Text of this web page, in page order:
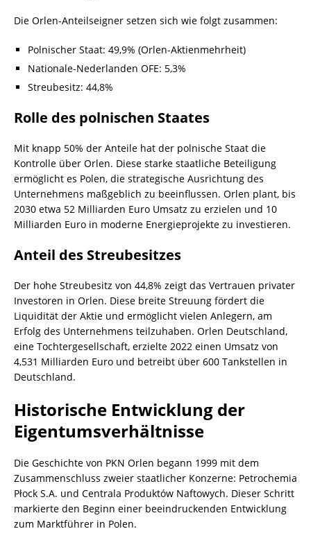
Die Orlen-Anteilseigner setzen sich wie folgt zusammen:
Polnischer Staat: 49,9% (Orlen-Aktienmehrheit)
Nationale-Nederlanden OFE: 5,3%
Streubesitz: 44,8%
Rolle des polnischen Staates
Mit knapp 50% der Anteile hat der polnische Staat die
Kontrolle über Orlen. Diese starke staatliche Beteiligung
ermöglicht es Polen, die strategische Ausrichtung des
Unternehmens maßgeblich zu beeinflussen. Orlen plant, bis
2030 etwa 52 Milliarden Euro Umsatz zu erzielen und 10
Milliarden Euro in moderne Energieprojekte zu investieren.
Anteil des Streubesitzes
Der hohe Streubesitz von 44,8% zeigt das Vertrauen privater
Investoren in Orlen. Diese breite Streuung fördert die
Liquidität der Aktie und ermöglicht vielen Anlegern, am
Erfolg des Unternehmens teilzuhaben. Orlen Deutschland,
eine Tochtergesellschaft, erzielte 2022 einen Umsatz von
4,531 Milliarden Euro und betreibt über 600 Tankstellen in
Deutschland.
Historische Entwicklung der
Eigentumsverhältnisse
Die Geschichte von PKN Orlen begann 1999 mit dem
Zusammenschluss zweier staatlicher Konzerne: Petrochemia
Płock S.A. und Centrala Produktów Naftowych. Dieser Schritt
markierte den Beginn einer beeindruckenden Entwicklung
zum Marktführer in Polen.